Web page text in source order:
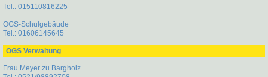
Tel.: 015110816225
OGS-Schulgebäude
Tel.: 01606145645
OGS Verwaltung
Frau Meyer zu Bargholz